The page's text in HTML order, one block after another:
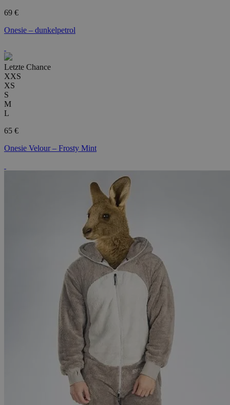
69 €
Onesie – dunkelpetrol
Letzte Chance
XXS
XS
S
M
L
65 €
Onesie Velour – Frosty Mint